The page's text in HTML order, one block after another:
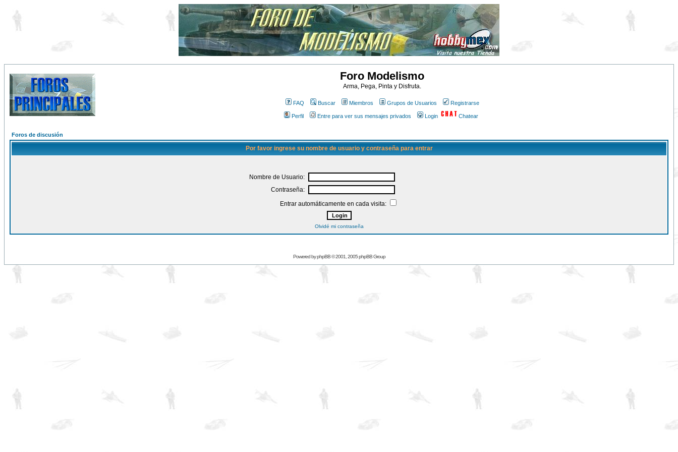
Foro Modelismo
Arma, Pega, Pinta y Disfruta.
FAQ Buscar Miembros Grupos de Usuarios Registrarse
Perfil Entre para ver sus mensajes privados Login Chatear
Foros de discusión
Por favor ingrese su nombre de usuario y contraseña para entrar
Nombre de Usuario:
Contraseña:
Entrar automáticamente en cada visita:
Olvidé mi contraseña
Powered byphpBB© 2001, 2005 phpBB Group